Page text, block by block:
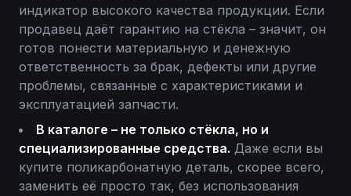
индикатор высокого качества продукции. Если
продавец даёт гарантию на стёкла – значит, он
готов понести материальную и денежную
ответственность за брак, дефекты или другие
проблемы, связанные с характеристиками и
эксплуатацией запчасти.
В каталоге – не только стёкла, но и
специализированные средства. Даже если вы
купите поликарбонатную деталь, скорее всего,
заменить её просто так, без использования